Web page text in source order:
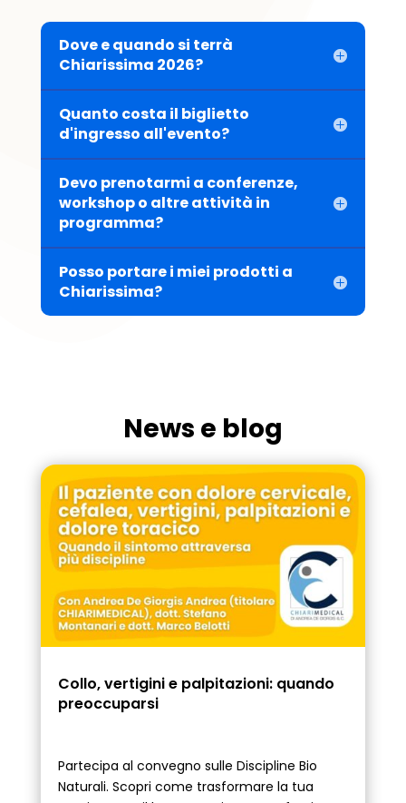
Dove e quando si terrà
Chiarissima 2026?
Quanto costa il biglietto
d'ingresso all'evento?
Devo prenotarmi a conferenze,
workshop o altre attività in
programma?
Posso portare i miei prodotti a
Chiarissima?
News e blog
Collo, vertigini e palpitazioni: quando
preoccuparsi
Partecipa al convegno sulle Discipline Bio
Naturali. Scopri come trasformare la tua